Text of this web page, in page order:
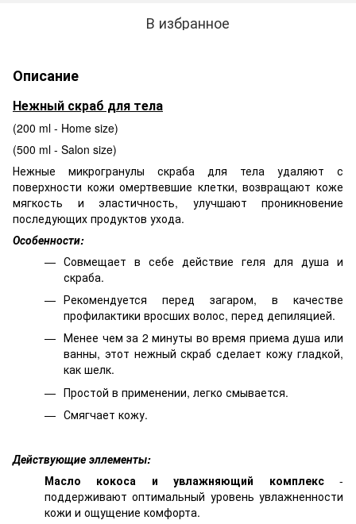
В избранное
Описание
Нежный скраб для тела
(200 ml - Home size)
(500 ml - Salon size)
Нежные микрогранулы скраба для тела удаляют с
поверхности кожи омертвевшие клетки, возвращают коже
мягкость и эластичность, улучшают проникновение
последующих продуктов ухода.
Особенности:
Совмещает в себе действие геля для душа и
скраба.
Рекомендуется перед загаром, в качестве
профилактики вросших волос, перед депиляцией.
Менее чем за 2 минуты во время приема душа или
ванны, этот нежный скраб сделает кожу гладкой,
как шелк.
Простой в применении, легко смывается.
Смягчает кожу.
Действующие эллементы:
Масло кокоса и увлажняющий комплекс-
поддерживают оптимальный уровень увлажненности
кожи и ощущение комфорта.